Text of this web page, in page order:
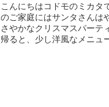
こんにちはコドモのミカタ
のご家庭にはサンタさんは
さやかなクリスマスパーテ
帰ると、少し洋風なメニュ